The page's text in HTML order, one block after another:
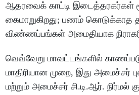
ஆதரவைக் காட்டி இடைத்தரகர்கள்
கைமாறுகிறது; பணம் கொடுக்காத
விண்ணப்பங்கள் அமைதியாக
வெவ்வேறு மாவட்டங்களில்
மாதிரியான முறை, இது அமைச்சர்
மற்றும் அமைச்சர் சி.டி.ஆர். நிர்மல்